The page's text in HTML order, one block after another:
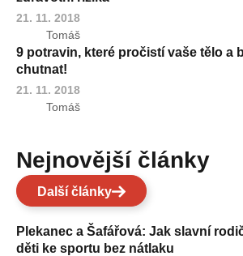
21. 11. 2018
Tomáš
9 potravin, které pročistí vaše tělo a
chutnat!
21. 11. 2018
Tomáš
Nejnovější články
Další články
Plekanec a Šafářová: Jak slavní
děti ke sportu bez nátlaku